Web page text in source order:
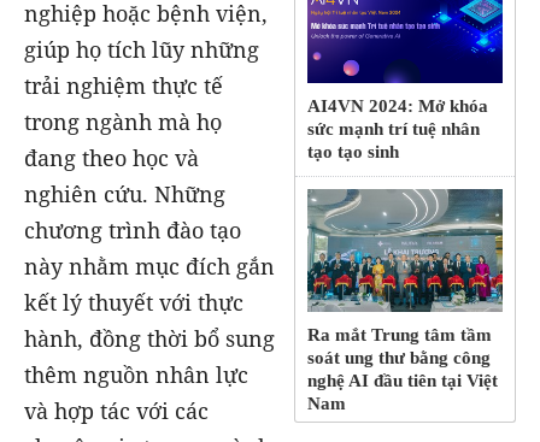
AI4VN 2024: Mở khóa
sức mạnh trí tuệ nhân
tạo tạo sinh
Ra mắt Trung tâm tầm
soát ung thư bằng công
nghệ AI đầu tiên tại Việt
Nam
nghiệp hoặc bệnh viện,
giúp họ tích lũy những
trải nghiệm thực tế
trong ngành mà họ
đang theo học và
nghiên cứu. Những
chương trình đào tạo
này nhằm mục đích gắn
kết lý thuyết với thực
hành, đồng thời bổ sung
thêm nguồn nhân lực
và hợp tác với các